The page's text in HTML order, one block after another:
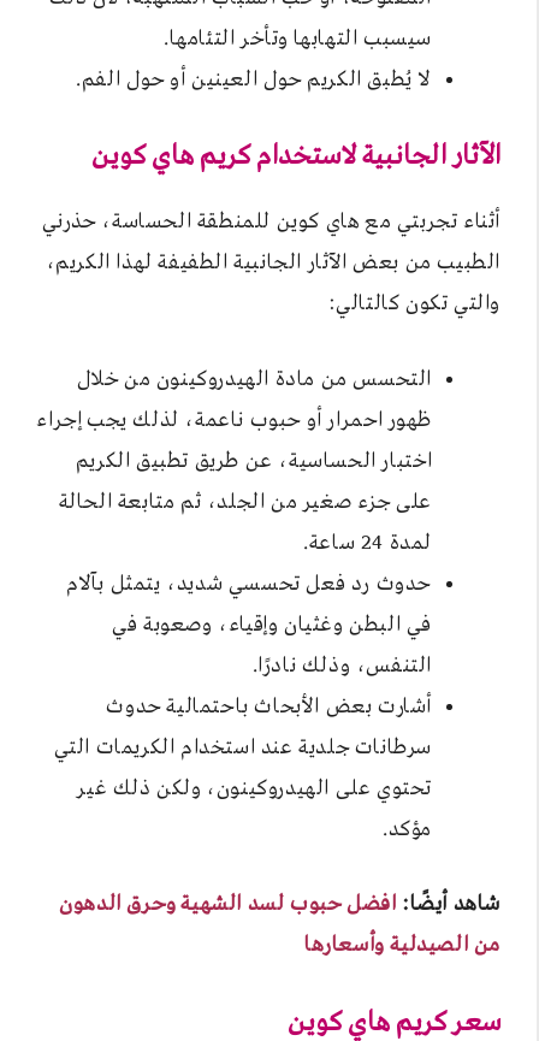
سيسبب التهابها وتأخر التئامها.
لا يُطبق الكريم حول العينين أو حول الفم.
الآثار الجانبية لاستخدام كريم هاي كوين
أثناء تجربتي مع هاي كوين للمنطقة الحساسة، حذرني
الطبيب من بعض الآثار الجانبية الطفيفة لهذا الكريم،
والتي تكون كالتالي:
التحسس من مادة الهيدروكينون من خلال
ظهور احمرار أو حبوب ناعمة، لذلك يجب إجراء
اختبار الحساسية، عن طريق تطبيق الكريم
على جزء صغير من الجلد، ثم متابعة الحالة
لمدة 24 ساعة.
حدوث رد فعل تحسسي شديد، يتمثل بآلام
في البطن وغثيان وإقياء، وصعوبة في
التنفس، وذلك نادرًا.
أشارت بعض الأبحاث باحتمالية حدوث
سرطانات جلدية عند استخدام الكريمات التي
تحتوي على الهيدروكينون، ولكن ذلك غير
مؤكد.
شاهد أيضًا: افضل حبوب لسد الشهية وحرق الدهون
من الصيدلية وأسعارها
سعر كريم هاي كوين